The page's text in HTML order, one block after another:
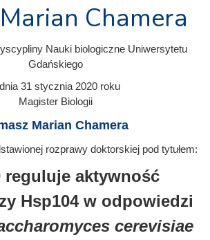
Chamera
Nauki biologiczne Uniwersytetu
Gdańskiego
31 stycznia 2020roku
Magister Biologii
Marian Chamera
rozprawy doktorskiej pod tytułem:
reguluje aktywność
Hsp104 w odpowiedzi
cerevisiae